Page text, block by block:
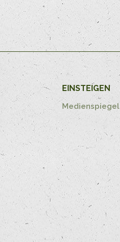
EINSTEIGEN
Medienspiegel